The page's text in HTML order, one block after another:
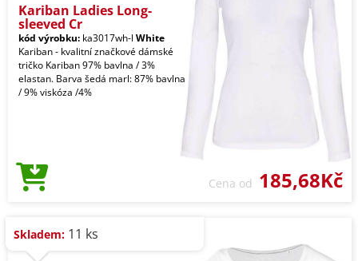
Kariban Ladies Long-
sleeved Cr
kód výrobku: ka3017wh-l White
Kariban - kvalitní značkové dámské
tričko Kariban 97% bavlna / 3%
elastan. Barva šedá marl: 87% bavlna
/ 9% viskóza /4%
Cena od 185,68Kč
Skladem: 11 ks